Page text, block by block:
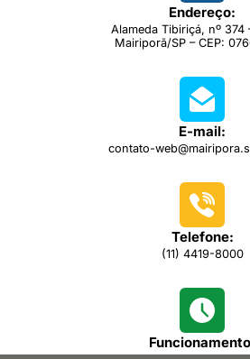
Endereço:
Alameda Tibiriçá, nº 374
Mairiporã/SP – CEP:
E-mail:
contato-
Telefone:
(11) 4419-8000